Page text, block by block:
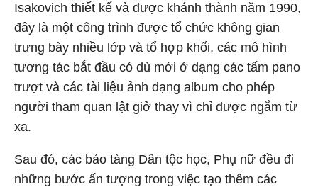
Isakovich thiết kế và được khánh thành năm 1990,
đây là một công trình được tổ chức không gian
trưng bày nhiều lớp và tổ hợp khối, các mô hình
tương tác bắt đầu có dù mới ở dạng các tấm pano
trượt và các tài liệu ảnh dạng album cho phép
người tham quan lật giở thay vì chỉ được ngắm từ
xa.
Sau đó, các bảo tàng Dân tộc học, Phụ nữ đều đi
những bước ấn tượng trong việc tạo thêm các